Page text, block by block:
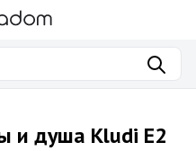
и душа Kludi E2